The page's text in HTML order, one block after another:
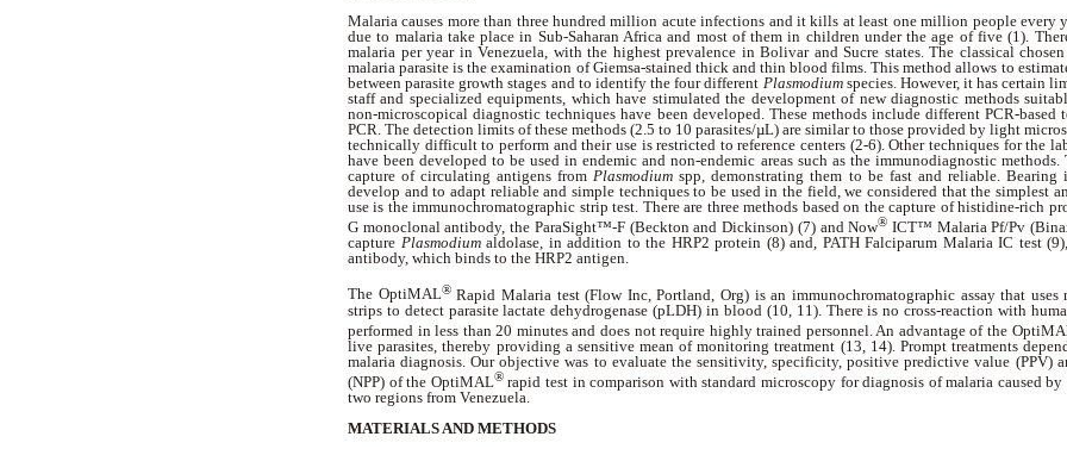
Malaria causes more than three hundred million acute infections and it kills at least one million people every
due to malaria take place in Sub-Saharan Africa and most of them in children under the age of five (1).
malaria per year in Venezuela, with the highest prevalence in Bolivar and Sucre states. The classical
malaria parasite is the examination of Giemsa-stained thick and thin blood films. This method allows to
between parasite growth stages and to identify the four different Plasmodiumspecies. However, it has certain
staff and specialized equipments, which have stimulated the development of new diagnostic methods
non-microscopical diagnostic techniques have been developed. These methods include different PCR-based
PCR. The detection limits of these methods (2.5 to 10 parasites/µL) are similar to those provided by light
technically difficult to perform and their use is restricted to reference centers (2-6). Other techniques for the
have been developed to be used in endemic and non-endemic areas such as the immunodiagnostic methods.
capture of circulating antigens from Plasmodiumspp, demonstrating them to be fast and reliable. Bearing
develop and to adapt reliable and simple techniques to be used in the field, we considered that the simplest
use is the immunochromatographic strip test. There are three methods based on the capture of histidine-rich
G monoclonal antibody, the ParaSight™-F (Beckton and Dickinson) (7) and Now® ICT™ Malaria Pf/Pv
capture Plasmodiumaldolase, in addition to the HRP2 protein (8) and, PATH Falciparum Malaria IC test
antibody, which binds to the HRP2 antigen.
The OptiMAL®Rapid Malaria test (Flow Inc, Portland, Org) is an immunochromatographic assay that uses
strips to detect parasite lactate dehydrogenase (pLDH) in blood (10, 11). There is no cross-reaction with
performed in less than 20 minutes and does not require highly trained personnel. An advantage of the
live parasites, thereby providing a sensitive mean of monitoring treatment (13, 14). Prompt treatments
malaria diagnosis. Our objective was to evaluate the sensitivity, specificity, positive predictive value (PPV)
(NPP) of the OptiMAL® rapid test in comparison with standard microscopy for diagnosis of malaria caused by
two regions from Venezuela.
MATERIALS AND METHODS